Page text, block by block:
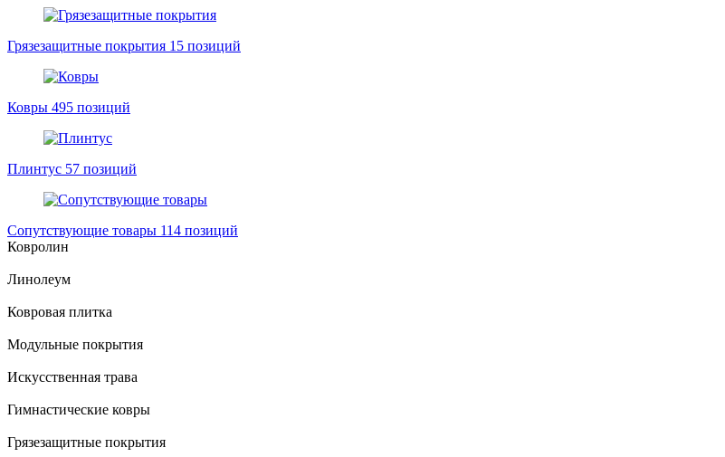
Грязезащитные покрытия 15 позиций
Ковры 495 позиций
Плинтус 57 позиций
Сопутствующие товары 114 позиций
Ковролин
Линолеум
Ковровая плитка
Модульные покрытия
Искусственная трава
Гимнастические ковры
Грязезащитные покрытия